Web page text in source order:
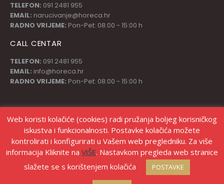
TELEFON: 091 2481 955
EMAIL: narucivanje@horeca.hr
RADNO VRIJEME: Pon-Pet: 08:00 - 15:00 h
CALL CENTAR
TELEFON: 091 2481 955
EMAIL: info@horeca.hr
RADNO VRIJEME: Pon-Pet: 08:00 - 15:00 h
Izrada web shopa Marketing strategije
Web koristi kolačiće (cookies) radi pružanja boljeg korisničkog
iskustva i funkcionalnosti. Postavke kolačića možete
kontrolirati i konfigurirati u Vašem web pregledniku. Za više
informacija Kliknite na VIŠE. Nastavkom pregleda web stranice
slažete se s korištenjem kolačića
POSTAVKE